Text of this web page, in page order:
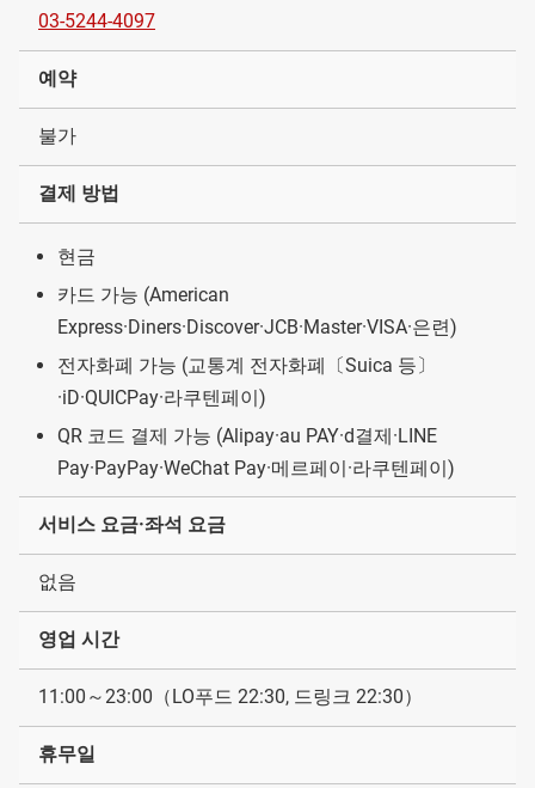
03-5244-4097
예약
불가
결제 방법
현금
카드 가능 (American
Express·Diners·Discover·JCB·Master·VISA·은련)
전자화폐 가능 (교통계 전자화폐〔Suica 등〕
·iD·QUICPay·라쿠텐페이)
QR 코드 결제 가능 (Alipay·au PAY·d결제·LINE
Pay·PayPay·WeChat Pay·메르페이·라쿠텐페이)
서비스 요금·좌석 요금
없음
영업 시간
11:00～23:00（LO푸드 22:30, 드링크 22:30）
휴무일